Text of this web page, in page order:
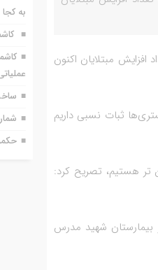
مبتلایان اکنون
ثبات نسبی داریم
تر هستیم، تصریح کرد:
در بیمارستان شهید مدرس
به
شماره 618 نشریه